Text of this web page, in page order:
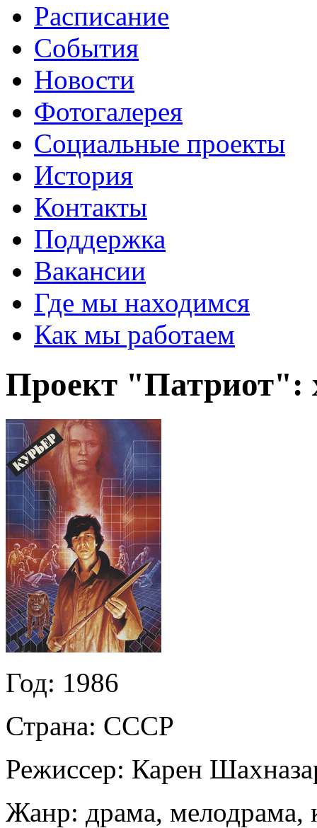
Расписание
События
Новости
Фотогалерея
Социальные проекты
История
Контакты
Поддержка
Вакансии
Где мы находимся
Как мы работаем
Проект
Год: 1986
Страна: СССР
Режиссер: Карен
Жанр: драма, мелодрама,